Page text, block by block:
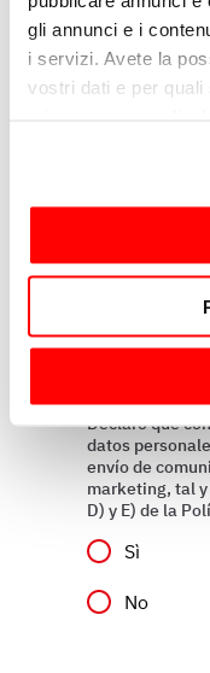
gli annunci e i
i servizi. Avete la
vostri dati e per
modificare o
momento dalla
sull'icona di
raccogliere
geografica, con
Identificare il
attivamente alla
(impronte
Approfondisci come
modificare o ritirare
dalla Dichiarazione
Declaro que
datos
envío de
marketing, tal
D) y E) de la
Sì
No